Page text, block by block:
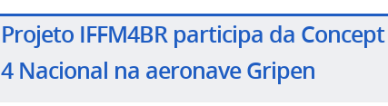
Projeto IFFM4BR participa da
4 Nacional na aeronave Gripen